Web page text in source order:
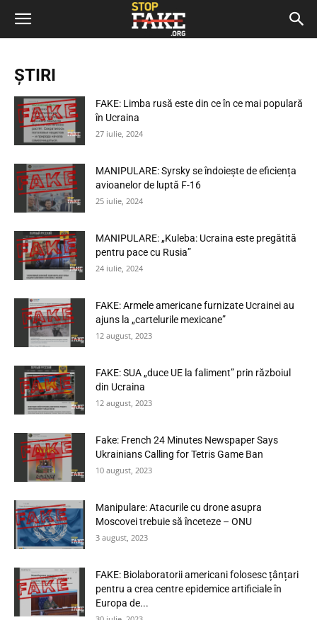
ȘTIRI
FAKE: Limba rusă este din ce în ce mai populară
în Ucraina
27 iulie, 2024
MANIPULARE: Syrsky se îndoiește de eficiența
avioanelor de luptă F-16
25 iulie, 2024
MANIPULARE: „Kuleba: Ucraina este pregătită
pentru pace cu Rusia”
24 iulie, 2024
FAKE: Armele americane furnizate Ucrainei au
ajuns la „cartelurile mexicane”
12 august, 2023
FAKE: SUA „duce UE la faliment” prin războiul
din Ucraina
12 august, 2023
Fake: French 24 Minutes Newspaper Says
Ukrainians Calling for Tetris Game Ban
10 august, 2023
Manipulare: Atacurile cu drone asupra
Moscovei trebuie să înceteze – ONU
3 august, 2023
FAKE: Biolaboratorii americani folosesc țânțari
pentru a crea centre epidemice artificiale în
Europa de...